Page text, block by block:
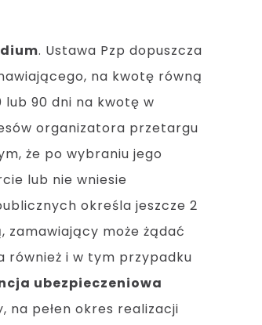
. Ustawa Pzp dopuszcza
na kwotę równą
90 dni na kwotę w
organizatora przetargu
że po wybraniu jego
lub nie wniesie
określa jeszcze 2
zamawiający może żądać
również i w tym przypadku
ubezpieczeniowa
na pełen okres realizacji